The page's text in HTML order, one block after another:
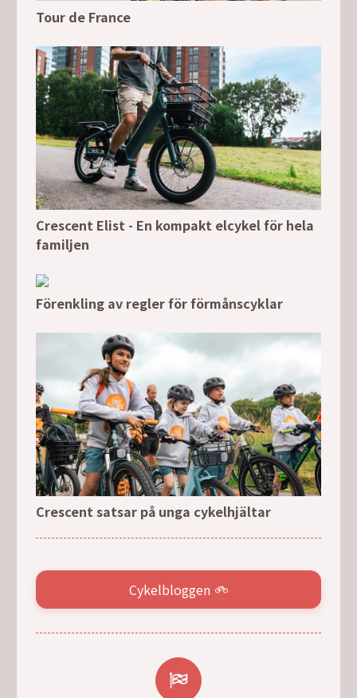
Tour de France
Crescent Elist - En kompakt elcykel för hela
familjen
Förenkling av regler för förmånscyklar
Crescent satsar på unga cykelhjältar
Cykelbloggen